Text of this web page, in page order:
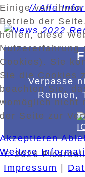
// Alle
Verpasse
Rennen,
© 2026
Impressum
Einige von
Betrieb der
helfen, diese
Nutzererfahrung
Cookies). Sie
Sie die Cookies
beachten Sie,
womöglich nicht
der Seite zur
Akzeptieren
Weitere